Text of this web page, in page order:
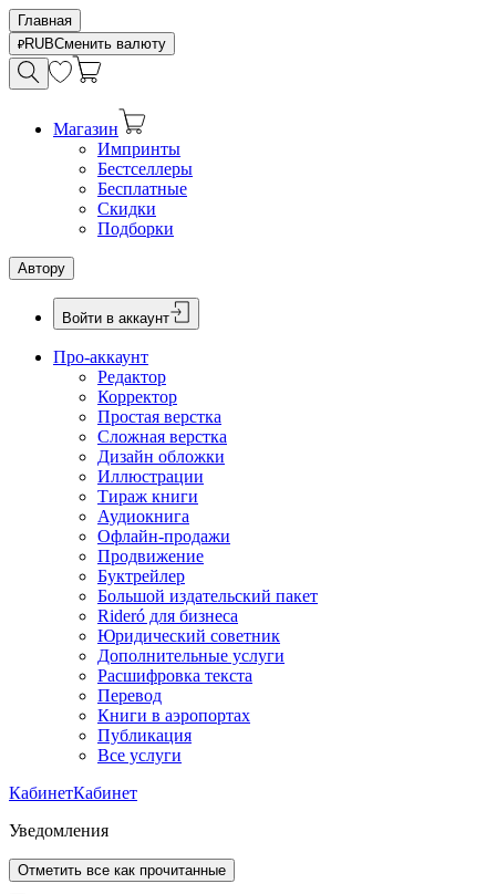
Главная
RUBСменить валюту
Магазин
Импринты
Бестселлеры
Бесплатные
Скидки
Подборки
Автору
Войти в аккаунт
Про-аккаунт
Редактор
Корректор
Простая верстка
Сложная верстка
Дизайн обложки
Иллюстрации
Тираж книги
Аудиокнига
Офлайн-продажи
Продвижение
Буктрейлер
Большой издательский пакет
Rideró для бизнеса
Юридический советник
Дополнительные услуги
Расшифровка текста
Перевод
Книги в аэропортах
Публикация
Все услуги
КабинетКабинет
Уведомления
Отметить все как прочитанные